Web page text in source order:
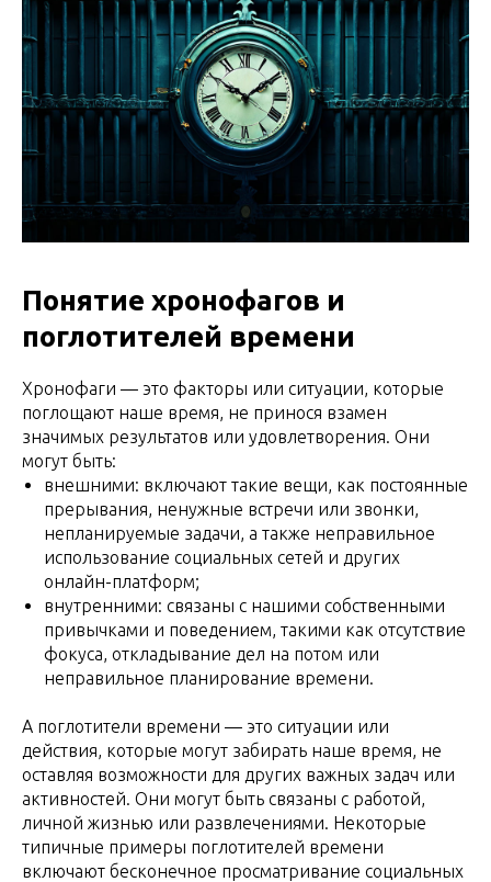
Понятие хронофагов и
поглотителей времени
Хронофаги — это факторы или ситуации, которые
поглощают наше время, не принося взамен
значимых результатов или удовлетворения. Они
могут быть:
внешними: включают такие вещи, как постоянные
прерывания, ненужные встречи или звонки,
непланируемые задачи, а также неправильное
использование социальных сетей и других
онлайн-платформ;
внутренними: связаны с нашими собственными
привычками и поведением, такими как отсутствие
фокуса, откладывание дел на потом или
неправильное планирование времени.
А поглотители времени — это ситуации или
действия, которые могут забирать наше время, не
оставляя возможности для других важных задач или
активностей. Они могут быть связаны с работой,
личной жизнью или развлечениями. Некоторые
типичные примеры поглотителей времени
включают бесконечное просматривание социальных